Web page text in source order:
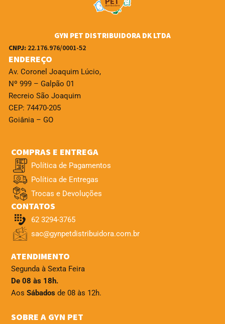
GYN PET DISTRIBUIDORA DK LTDA
CNPJ: 22.176.976/0001-52
ENDEREÇO
Av. Coronel Joaquim Lúcio,
Nº 999 – Galpão 01
Recreio São Joaquim
CEP: 74470-205
Goiânia – GO
COMPRAS E ENTREGA
Política de Pagamentos
Política de Entregas
Trocas e Devoluções
CONTATOS
62 3294-3765
sac@gynpetdistribuidora.com.br
ATENDIMENTO
Segunda à Sexta Feira
De 08 às 18h.
Aos Sábados de 08 às 12h.
SOBRE A GYN PET